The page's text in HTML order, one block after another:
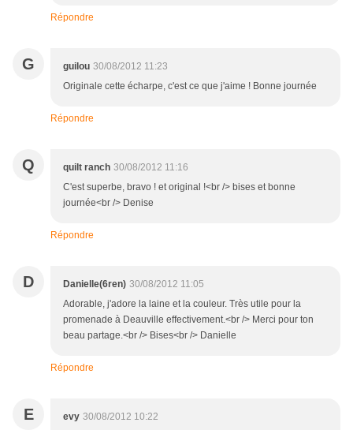
Répondre
G guilou 30/08/2012 11:23
Originale cette écharpe, c'est ce que j'aime ! Bonne journée
Répondre
Q quilt ranch 30/08/2012 11:16
C'est superbe, bravo ! et original !<br /> bises et bonne
journée<br /> Denise
Répondre
D Danielle(6ren) 30/08/2012 11:05
Adorable, j'adore la laine et la couleur. Très utile pour la
promenade à Deauville effectivement.<br /> Merci pour ton
beau partage.<br /> Bises<br /> Danielle
Répondre
E evy 30/08/2012 10:22